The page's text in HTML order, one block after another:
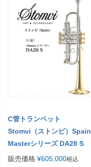
C管トランペット
Stomvi（ストンビ）Spain
Masterシリーズ DA28 S
販売価格 ¥605,000税込